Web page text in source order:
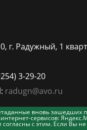
вновь
сервисов:
с этим. Если Вы
г. Радужный, 1
3-29-20
radugn@avo.ru